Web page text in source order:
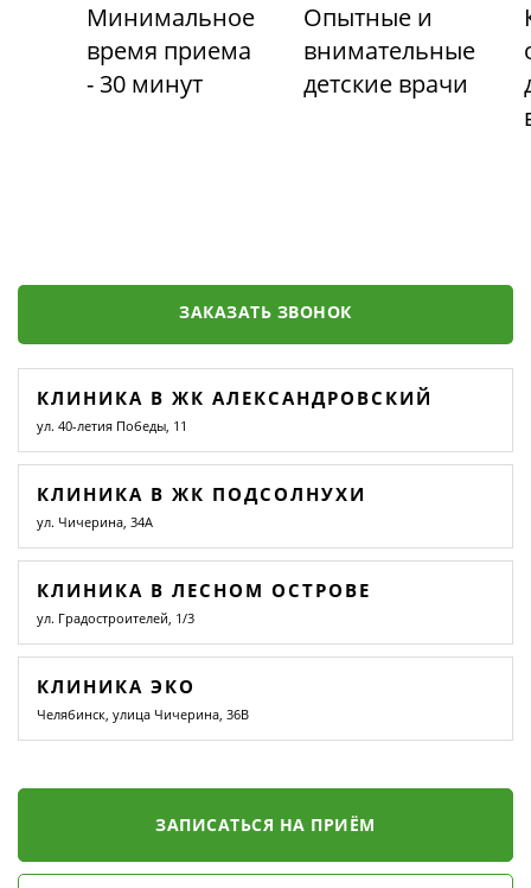
Минимальное
время приема
- 30 минут
Опытные и
внимательные
детские врачи
ЗАКАЗАТЬ ЗВОНОК
КЛИНИКА В ЖК АЛЕКСАНДРОВСКИЙ
ул. 40-летия Победы, 11
КЛИНИКА В ЖК ПОДСОЛНУХИ
ул. Чичерина, 34А
КЛИНИКА В ЛЕСНОМ ОСТРОВЕ
ул. Градостроителей, 1/3
КЛИНИКА ЭКО
Челябинск, улица Чичерина, 36В
ЗАПИСАТЬСЯ НА ПРИЁМ